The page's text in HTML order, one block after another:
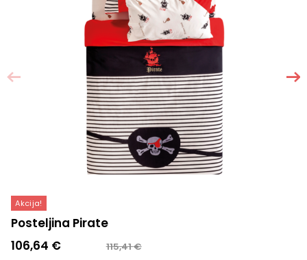
Akcija!
Posteljina Pirate
115,41€
Izvorna
106,64 €
Trenutna